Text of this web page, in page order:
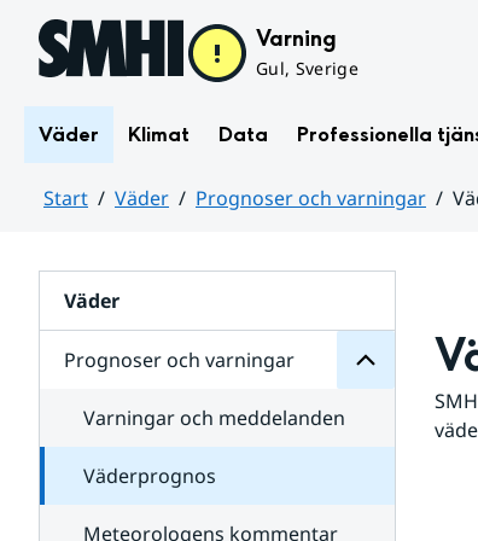
Hoppa till sidans innehåll Varning
Gul, Sverige
Väder Klimat Data Professionella
Start Väder Prognoser och varningar
Väder
Prognoser och varningar
för
varningar
Varningar och meddelanden
Väderprognos
Meteorologens kommentar